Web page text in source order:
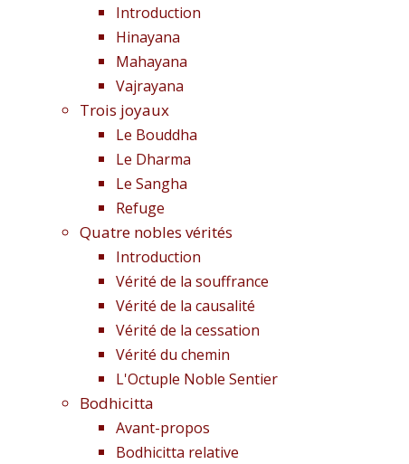
Introduction
Hinayana
Mahayana
Vajrayana
Trois joyaux
Le Bouddha
Le Dharma
Le Sangha
Refuge
Quatre nobles vérités
Introduction
Vérité de la souffrance
Vérité de la causalité
Vérité de la cessation
Vérité du chemin
L'Octuple Noble Sentier
Bodhicitta
Avant-propos
Bodhicitta relative